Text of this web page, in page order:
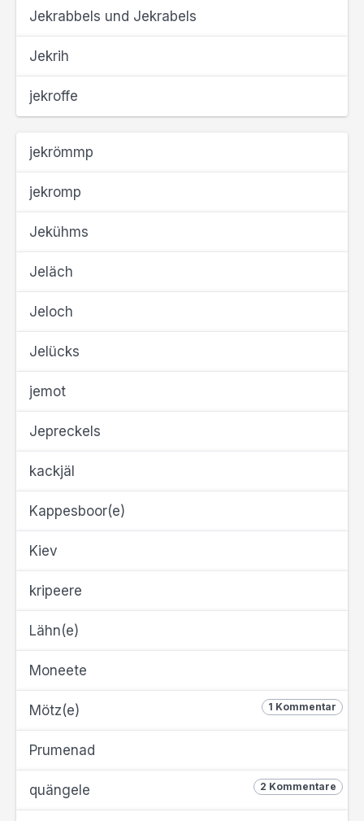
Jekrabbels und Jekrabels
Jekrih
jekroffe
jekrömmp
jekromp
Jekühms
Jeläch
Jeloch
Jelücks
jemot
Jepreckels
kackjäl
Kappesboor(e)
Kiev
kripeere
Lähn(e)
Moneete
1 Kommentar
Mötz(e)
Prumenad
2 Kommentare
quängele